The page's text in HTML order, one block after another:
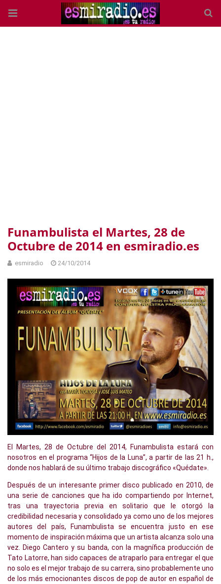
Funambulista el Martes, 28 de
Octubre de 2014 en esmiradio.es
esmiradio 24/10/2014
El Martes, 28 de Octubre del 2014, Funambulista estará con
nosotros en el programa “Hijos de la Luna”, a partir de las 21 h.,
donde nos hablará de su último trabajo discográfico «Quédate».
Después de un interesante primer disco publicado en 2010, de
una serie de canciones que ha ido compartiendo por Internet,
tras una trayectoria previa en solitario que le otorgó la
credibilidad necesaria y consolidado ya como uno de los mejores
autores del país, Funambulista se encuentra justo en ese
momento de inspiración máxima que un artista alcanza solo una
vez. Diego Cantero y su banda, con la magnífica producción de
Tato Latorre, han sido capaces de atraparlo para entregar el que
no solo es el mejor trabajo de su carrera, sino probablemente uno
de los más emocionantes discos de pop de autor en español de